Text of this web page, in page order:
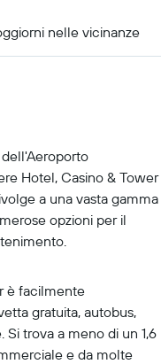
nelle vicinanze
Hotel, Casino & Tower
a una vasta gamma
opzioni per il
è facilmente
gratuita, autobus,
Si trova a meno di un 1,6
e da molte